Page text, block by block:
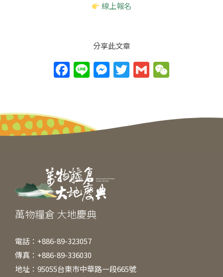
線上報名
分享此文章
F
a
e
b
o
k
Li
n
M
e
n
T
w
er
G
m
l h
萬物糧倉 大地慶典
電話：+886-89-323057
傳真：+886-89-336030
地址：95055台東市中華路一段665號